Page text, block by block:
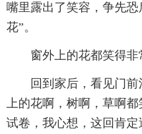
嘴里露出了笑容，争先
花”。
窗外上的花都笑得非
回到家后，看见门前
上的花啊，树啊，草啊
试卷，我心想，这回肯